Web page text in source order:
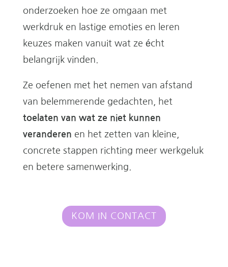
onderzoeken hoe ze omgaan met
werkdruk en lastige emoties en leren
keuzes maken vanuit wat ze écht
belangrijk vinden.
Ze oefenen met het nemen van afstand
van belemmerende gedachten, het
toelaten van wat ze niet kunnen
veranderen en het zetten van kleine,
concrete stappen richting meer werkgeluk
en betere samenwerking.
KOM IN CONTACT